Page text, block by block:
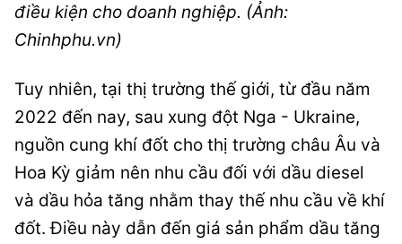
điều kiện cho doanh nghiệp. (Ảnh:
Chinhphu.vn)
Tuy nhiên, tại thị trường thế giới, từ đầu năm
2022 đến nay, sau xung đột Nga - Ukraine,
nguồn cung khí đốt cho thị trường châu Âu và
Hoa Kỳ giảm nên nhu cầu đối với dầu diesel
và dầu hỏa tăng nhằm thay thế nhu cầu về khí
đốt. Điều này dẫn đến giá sản phẩm dầu tăng